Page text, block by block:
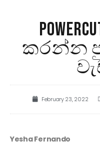
කරන්න
February 23, 2022
Yesha Fernando